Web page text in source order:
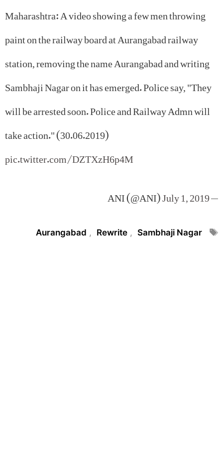
Maharashtra: A video showing a few men throwing
paint on the railway board at Aurangabad railway
station, removing the name Aurangabad and writing
Sambhaji Nagar on it has emerged. Police say, "They
will be arrested soon. Police and Railway Admn will
take action." (30.06.2019)
pic.twitter.com/DZTXzH6p4M
— ANI (@ANI)
July 1, 2019
Tags
Aurangabad , Rewrite , Sambhaji Nagar